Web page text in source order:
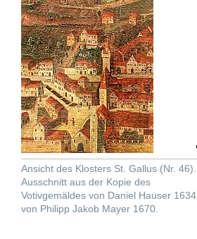
Ansicht des Klosters St. Gallus (Nr. 46).
Ausschnitt aus der Kopie des
Votivgemäldes von Daniel Hauser 1634
von Philipp Jakob Mayer 1670.